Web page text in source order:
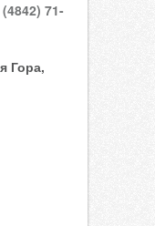
71-
Гора,